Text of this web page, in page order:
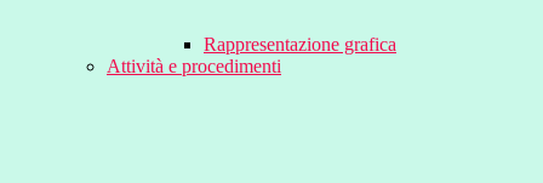
Rappresentazione grafica
Attività e procedimenti